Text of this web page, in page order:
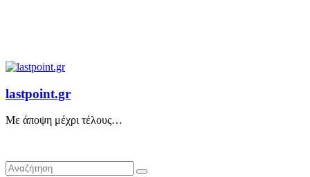
lastpoint.gr
Με άποψη μέχρι τέλους…